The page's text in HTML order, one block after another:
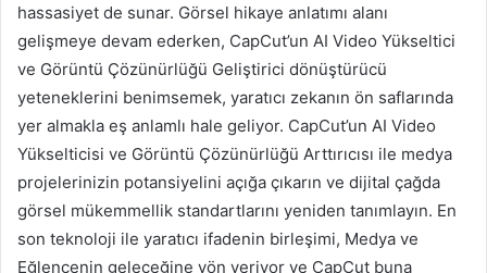
hassasiyet de sunar. Görsel hikaye anlatımı alanı
gelişmeye devam ederken, CapCut’un AI Video Yükseltici
ve Görüntü Çözünürlüğü Geliştirici dönüştürücü
yeteneklerini benimsemek, yaratıcı zekanın ön saflarında
yer almakla eş anlamlı hale geliyor. CapCut’un AI Video
Yükselticisi ve Görüntü Çözünürlüğü Arttırıcısı ile medya
projelerinizin potansiyelini açığa çıkarın ve dijital çağda
görsel mükemmellik standartlarını yeniden tanımlayın. En
son teknoloji ile yaratıcı ifadenin birleşimi, Medya ve
Eğlencenin geleceğine yön veriyor ve CapCut buna